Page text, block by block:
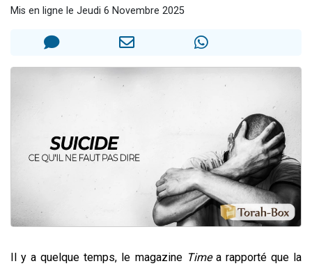
Mis en ligne le Jeudi 6 Novembre 2025
Il y a quelque temps, le magazine Timea rapporté que la